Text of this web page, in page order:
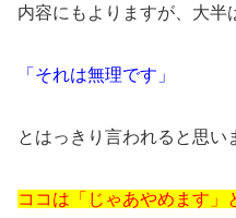
内容にもよりますが、大半
「それは無理です」
とはっきり言われると思い
ココは「じゃあやめます」